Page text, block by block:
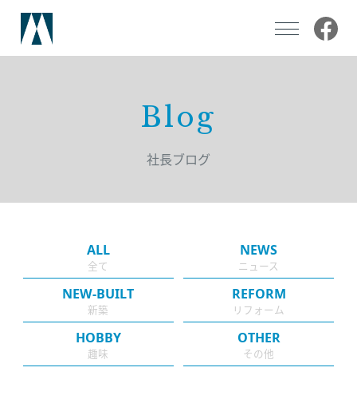
事業内容
Blog
社長ブログ
ALL
全て
NEWS
ニュース
NEW-BUILT
新築
REFORM
リフォーム
HOBBY
趣味
OTHER
その他